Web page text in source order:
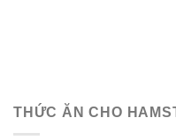
THỨC ĂN CHO